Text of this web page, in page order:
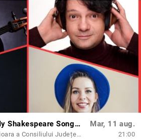
Concert CT Project "My Shakespeare Songs - SEAS 2026
Gradina CJC ( curtea interioara a Consiliului Județean Constanta)
Mar, 11 aug.
21:00